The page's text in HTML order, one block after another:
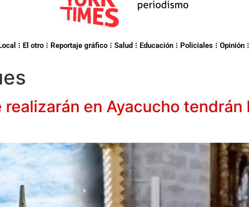
El otro Reportaje gráfico Salud Educación Policiales Opinión
en Ayacucho tendrán